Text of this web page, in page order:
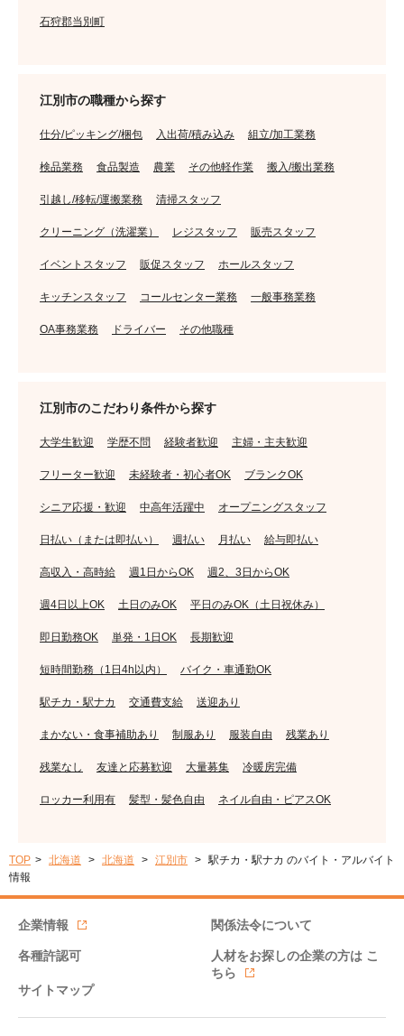
石狩郡当別町
江別市の職種から探す
仕分/ピッキング/梱包 入出荷/積み込み 組立/加工業務
検品業務 食品製造 農業 その他軽作業 搬入/搬出業務
引越し/移転/運搬業務 清掃スタッフ
クリーニング（洗濯業） レジスタッフ 販売スタッフ
イベントスタッフ 販促スタッフ ホールスタッフ
キッチンスタッフ コールセンター業務 一般事務業務
OA事務業務 ドライバー その他職種
江別市のこだわり条件から探す
大学生歓迎 学歴不問 経験者歓迎 主婦・主夫歓迎
フリーター歓迎 未経験者・初心者OK ブランクOK
シニア応援・歓迎 中高年活躍中 オープニングスタッフ
日払い（または即払い） 週払い 月払い 給与即払い
高収入・高時給 週1日からOK 週2、3日からOK
週4日以上OK 土日のみOK 平日のみOK（土日祝休み）
即日勤務OK 単発・1日OK 長期歓迎
短時間勤務（1日4h以内） バイク・車通勤OK
駅チカ・駅ナカ 交通費支給 送迎あり
まかない・食事補助あり 制服あり 服装自由 残業あり
残業なし 友達と応募歓迎 大量募集 冷暖房完備
ロッカー利用有 髪型・髪色自由 ネイル自由・ピアスOK
TOP 北海道 北海道 江別市
駅チカ・駅ナカ のバイト・アルバイト
情報
企業情報 関係法令について
各種許認可 人材をお探しの企業の方は こ
ちら
サイトマップ